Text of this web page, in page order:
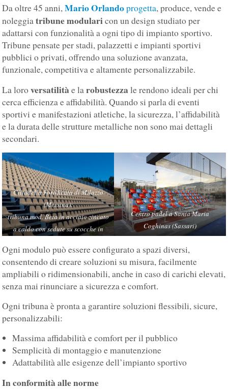
Da oltre 45 anni,Mario Orlandoprogetta, produce, vende e
noleggiatribune modularicon un design studiato per
adattarsi con funzionalità a ogni tipo di impianto sportivo.
Tribune pensate per stadi, palazzetti e impianti sportivi
pubblici o privati, offrendo una soluzione avanzata,
funzionale, competitiva e altamente personalizzabile.
La loroversatilitàe larobustezzale rendono ideali per chi
cerca efficienza e affidabilità. Quando si parla di eventi
sportivi e manifestazioni atletiche, la sicurezza, l’affidabilità
e la durata delle strutture metalliche non sono mai dettagli
secondari.
Cittadella Fortificata di Milazzo
(Messina):
tribuna mod. Beta in acciaio zincato
a caldo con sedute su scocche in
Centro padel a Santa Maria
Coghinas (Sassari)
Ogni modulo può essere configurato a spazi diversi,
consentendo di creare soluzioni su misura, facilmente
ampliabili o ridimensionabili, anche in caso di carichi elevati,
senza mai rinunciare a sicurezza e comfort.
Ogni tribuna è pronta a garantire soluzioni flessibili, sicure,
personalizzabili:
Massima affidabilità e comfort per il pubblico
Semplicità di montaggio e manutenzione
Adattabilità alle esigenze dell’impianto sportivo
In conformità alle norme